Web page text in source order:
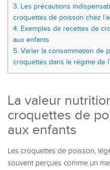
3. Les précautions
croquettes de poisson chez
4. Exemples de recettes de
aux enfants
5. Varier la consommation de
croquettes dans le régime de
La valeur
croquettes de
aux enfants
Les croquettes de poisson,
souvent perçues comme un